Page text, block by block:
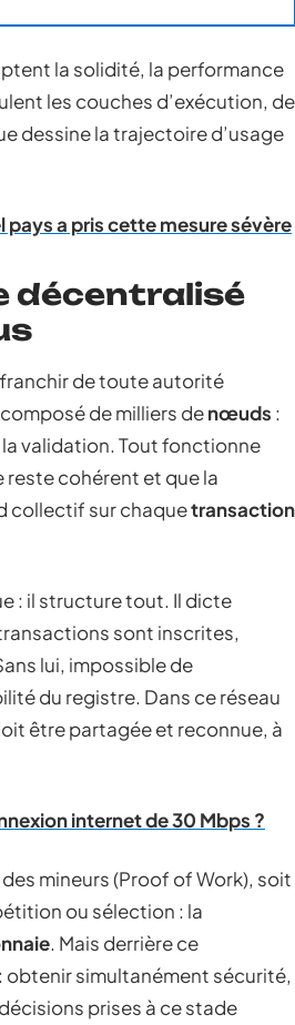
la solidité, la performance
les couches d’exécution, de
dessine la trajectoire d’usage
pays a pris cette mesure sévère
décentralisé
de toute autorité
composé de milliers denœuds :
validation. Tout fonctionne
reste cohérent et que la
collectif sur chaquetransaction
: il structure tout. Il dicte
sont inscrites,
lui, impossible de
du registre. Dans ce réseau
être partagée et reconnue, à
internet de 30 Mbps ?
mineurs (Proof of Work), soit
ou sélection : la
. Mais derrière ce
: obtenir simultanément sécurité,
prises à ce stade